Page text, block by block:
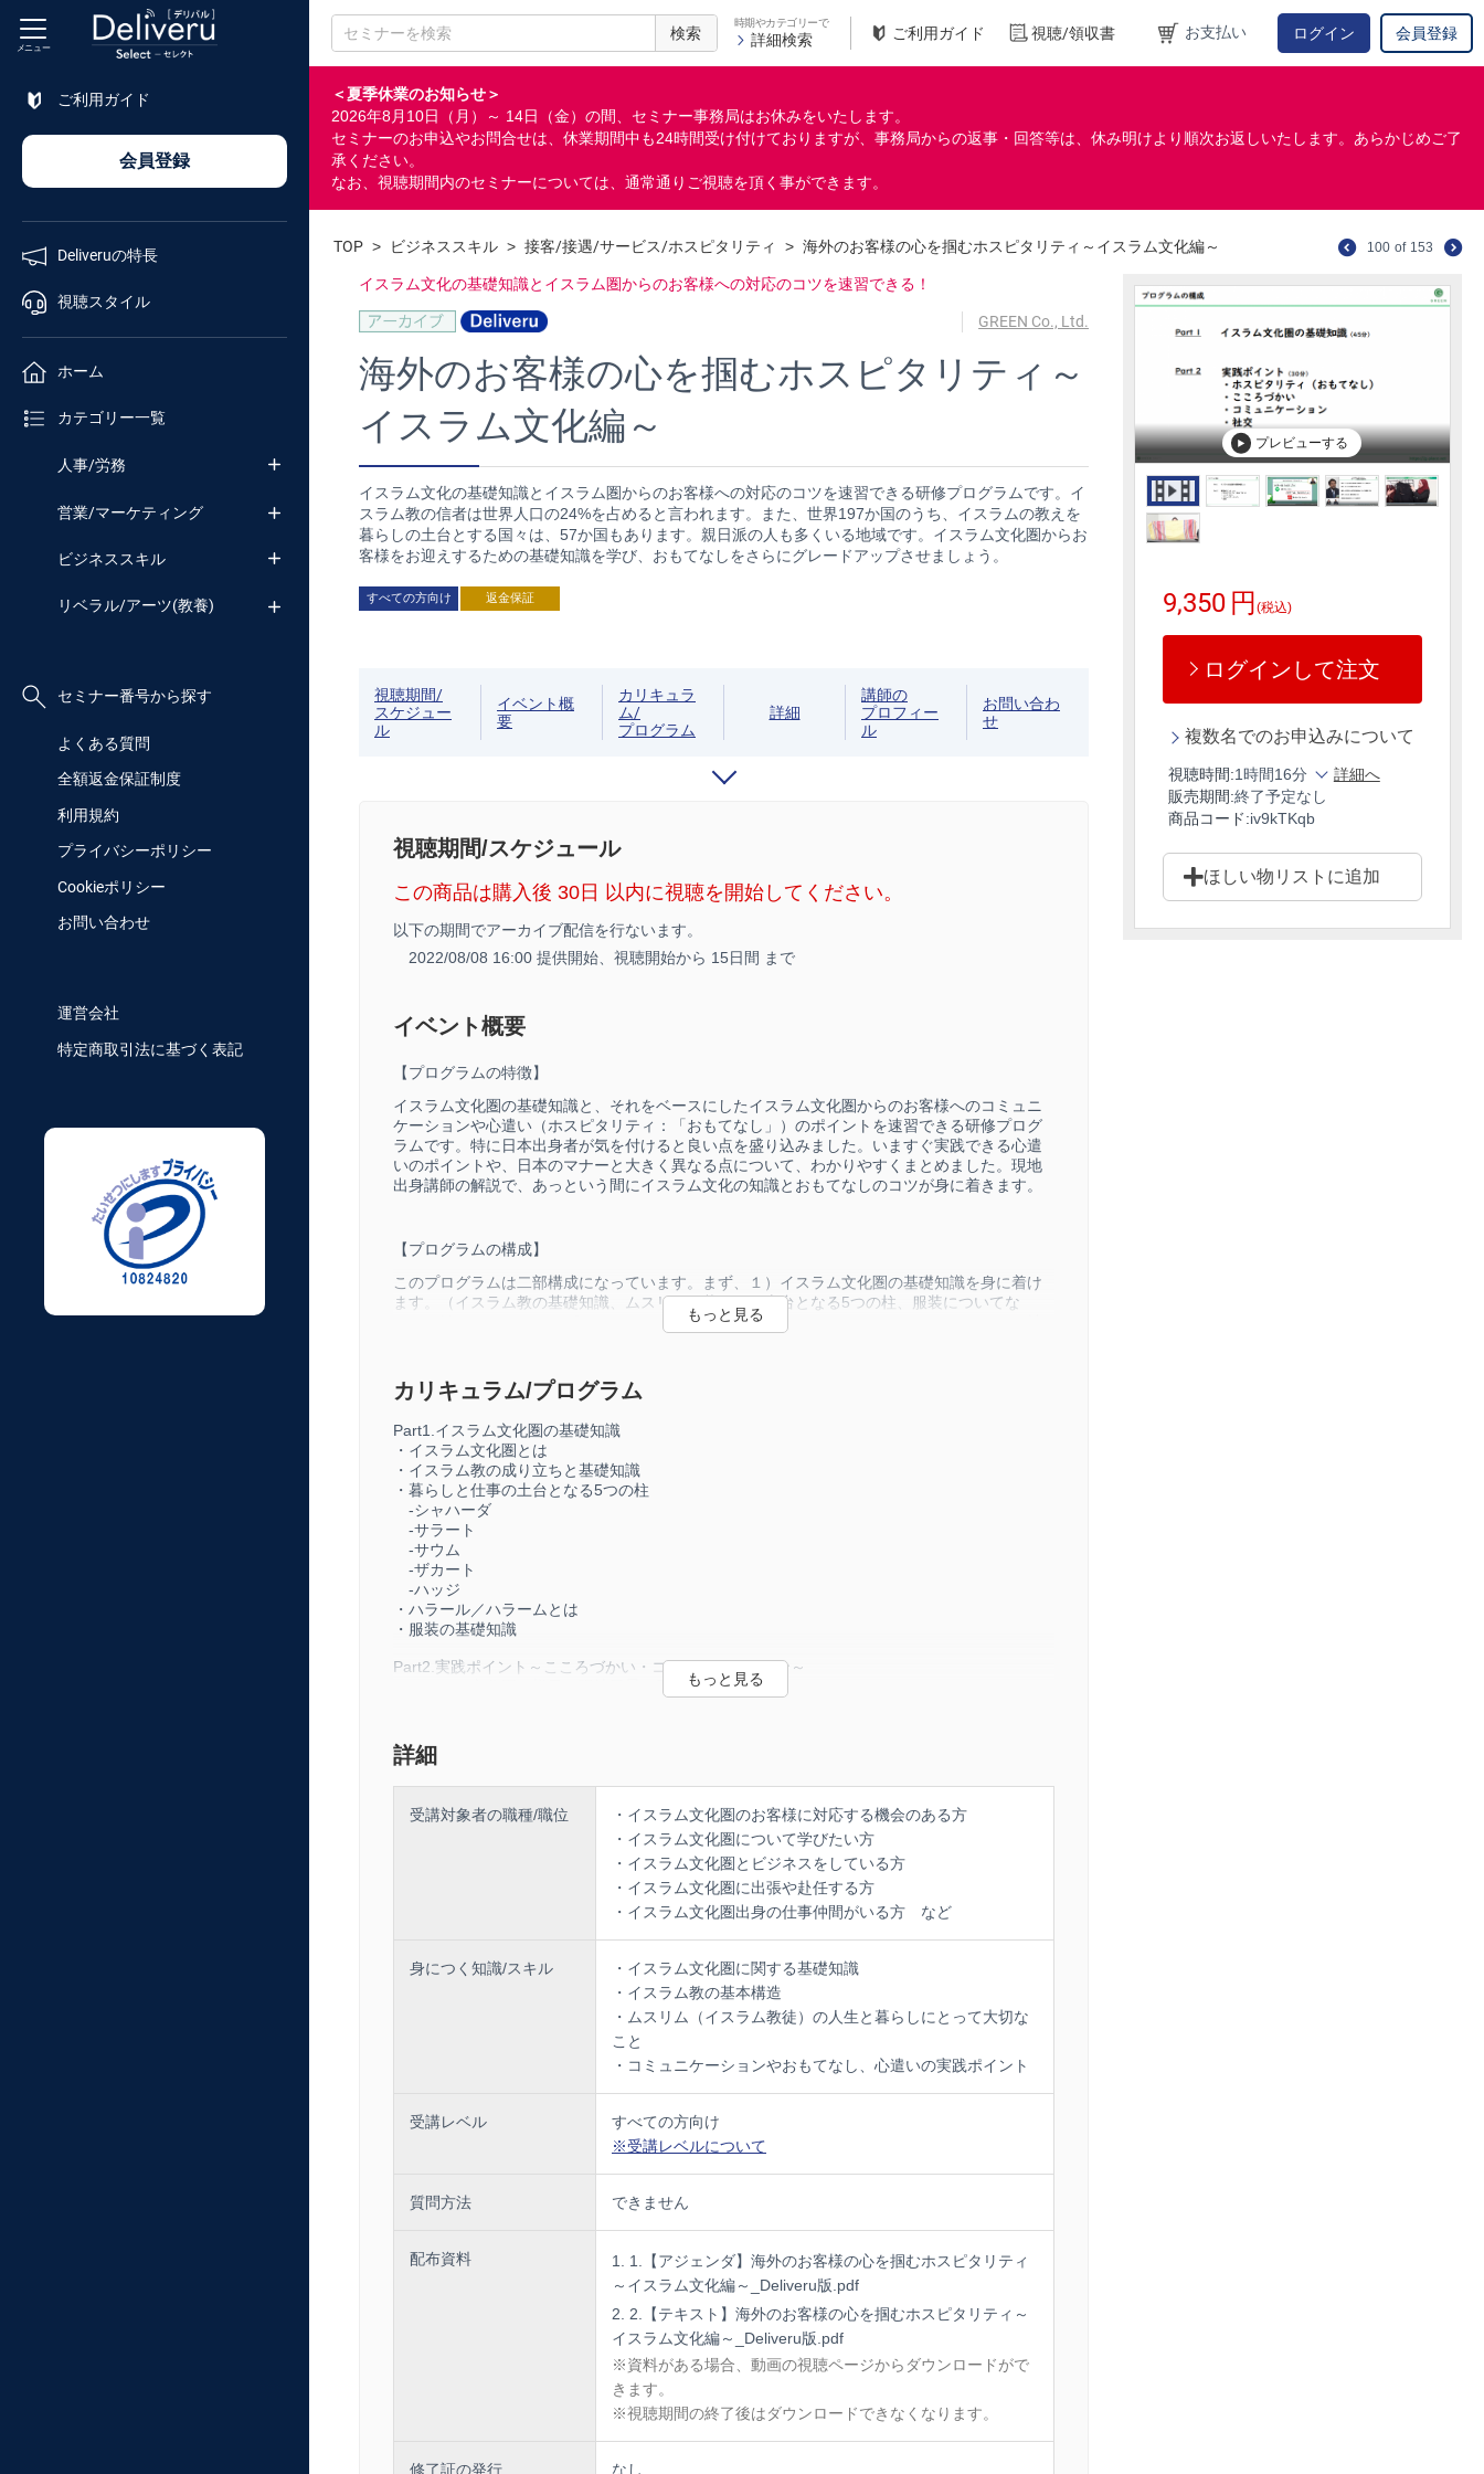
検索
時期やカテゴリーで
詳細検索 ご利用ガイド 視聴/領収書 お支払い ログイン 会員登録
＜夏季休業のお知らせ＞
2026年8月10日（月）～ 14日（金）の間、セミナー事務局はお休みをいたします。
セミナーのお申込やお問合せは、休業期間中も24時間受け付けておりますが、事務局からの返事・回答等は、休み明けより順次お返しいたします。あらかじめご了
承ください。
なお、視聴期間内のセミナーについては、通常通りご視聴を頂く事ができます。
メニュー
ご利用ガイド
会員登録
Deliveruの特長
視聴スタイル
ホーム
カテゴリー一覧
人事/労務
営業/マーケティング
ビジネススキル
リベラル/アーツ(教養)
セミナー番号から探す
よくある質問
全額返金保証制度
利用規約
プライバシーポリシー
Cookieポリシー
お問い合わせ
運営会社
特定商取引法に基づく表記
セミナー
番号検索
TOP > ビジネススキル > 接客/接遇/サービス/ホスピタリティ > 海外のお客様の心を掴むホスピタリティ～イスラム文化編～ 100 of 153
プレビューする
イスラム文化の基礎知識とイスラム圏からのお客様への対応のコツを速習できる！
GREEN Co., Ltd.
海外のお客様の心を掴むホスピタリティ～
イスラム文化編～
イスラム文化の基礎知識とイスラム圏からのお客様への対応のコツを速習できる研修プログラムです。イ
スラム教の信者は世界人口の24%を占めると言われます。また、世界197か国のうち、イスラムの教えを
暮らしの土台とする国々は、57か国もあります。親日派の人も多くいる地域です。イスラム文化圏からお
客様をお迎えするための基礎知識を学び、おもてなしをさらにグレードアップさせましょう。
すべての方向け 返金保証 9,350 円 (税込)
ログインして注文
複数名でのお申込みについて
視聴時間:1時間16分
詳細へ
販売期間:終了予定なし
商品コード:iv9kTKqb
ほしい物リストに追加
視聴期間/
スケジュー
ル
イベント概
要
カリキュラ
ム/
プログラム
詳細
講師の
プロフィー
ル
お問い合わ
せ
視聴期間/スケジュール
この商品は購入後 30日 以内に視聴を開始してください。
以下の期間でアーカイブ配信を行ないます。
2022/08/08 16:00 提供開始、 視聴開始から 15日間 まで
イベント概要
【プログラムの特徴】
イスラム文化圏の基礎知識と、それをベースにしたイスラム文化圏からのお客様へのコミュニ
ケーションや心遣い（ホスピタリティ：「おもてなし」）のポイントを速習できる研修プログ
ラムです。特に日本出身者が気を付けると良い点を盛り込みました。いますぐ実践できる心遣
いのポイントや、日本のマナーと大きく異なる点について、わかりやすくまとめました。現地
出身講師の解説で、あっという間にイスラム文化の知識とおもてなしのコツが身に着きます。
【プログラムの構成】
このプログラムは二部構成になっています。まず、１）イスラム文化圏の基礎知識を身に着け
ます。（イスラム教の基礎知識、ムスリムの暮らしの土台となる5つの柱、服装についてな
ど。）続いて、２）ホスピタリティ（おもてなし）・こころづかい・コミュニケーション・社
【所要時間】
オンデマンドプログラムの総受講時間目安：75分（1時間15分）
【教材・資料】
・映像講義に登場する内容の全てが含まれたテキスト（PDF）
カリキュラム/プログラム
Part1.イスラム文化圏の基礎知識
・イスラム文化圏とは
・イスラム教の成り立ちと基礎知識
・暮らしと仕事の土台となる5つの柱
-シャハーダ
-サラート
-サウム
-ザカート
-ハッジ
・ハラール／ハラームとは
・服装の基礎知識
Part2.実践ポイント～こころづかい・コミュニケーション～
・イスラム文化圏の様子（現地風景、重要書籍の紹介）
・社交の常識とマナー
・さらに良い上級ホスピタリティ
・まとめ：リベラルアーツとグローバルマインド
詳細
受講対象者の職種/職位
・イスラム文化圏のお客様に対応する機会のある方
・イスラム文化圏について学びたい方
・イスラム文化圏とビジネスをしている方
・イスラム文化圏に出張や赴任する方
・イスラム文化圏出身の仕事仲間がいる方 など
身につく知識/スキル
・イスラム文化圏に関する基礎知識
・イスラム教の基本構造
・ムスリム（イスラム教徒）の人生と暮らしにとって大切な
こと
・コミュニケーションやおもてなし、心遣いの実践ポイント
受講レベル
すべての方向け
※受講レベルについて
質問方法 できません
配布資料
1.【アジェンダ】海外のお客様の心を掴むホスピタリティ
～イスラム文化編～_Deliveru版.pdf
2.【テキスト】海外のお客様の心を掴むホスピタリティ～
イスラム文化編～_Deliveru版.pdf
※資料がある場合、動画の視聴ページからダウンロードがで
きます。
※視聴期間の終了後はダウンロードできなくなります。
修了証の発行
なし